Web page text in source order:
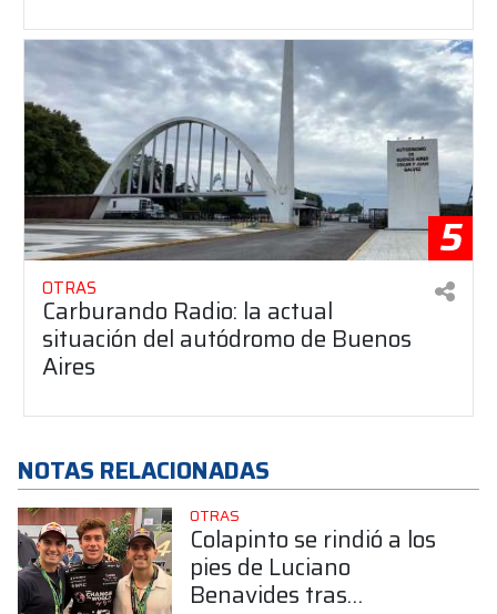
5
OTRAS
Carburando Radio: la actual
situación del autódromo de Buenos
Aires
NOTAS RELACIONADAS
OTRAS
Colapinto se rindió a los
pies de Luciano
Benavides tras